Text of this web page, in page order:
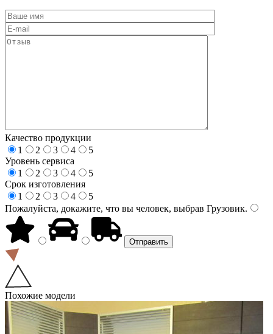
Качество продукции
1
2 3 4
5
Уровень сервиса
1
2 3 4
5
Срок изготовления
1
2 3 4
5
Пожалуйста, докажите, что вы человек, выбрав Грузовик.
Похожие модели